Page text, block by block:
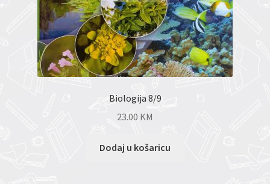
Biologija 8/9
23.00 KM
Dodaj u košaricu